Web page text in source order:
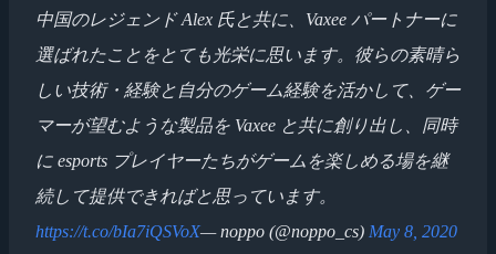
中国のレジェンド Alex 氏と共に、Vaxee パートナーに
選ばれたことをとても光栄に思います。彼らの素晴ら
しい技術・経験と自分のゲーム経験を活かして、ゲー
マーが望むような製品を Vaxee と共に創り出し、同時
に esports プレイヤーたちがゲームを楽しめる場を継
続して提供できればと思っています。
https://t.co/bIa7iQSVoX— noppo (@noppo_cs) May 8, 2020